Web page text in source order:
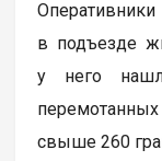
в подъезде
у него
свыше 260